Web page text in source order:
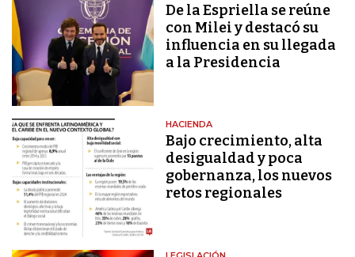
De la Espriella se reúne
con Milei y destacó su
influencia en su llegada
a la Presidencia
HACIENDA
Bajo crecimiento, alta
desigualdad y poca
gobernanza, los nuevos
retos regionales